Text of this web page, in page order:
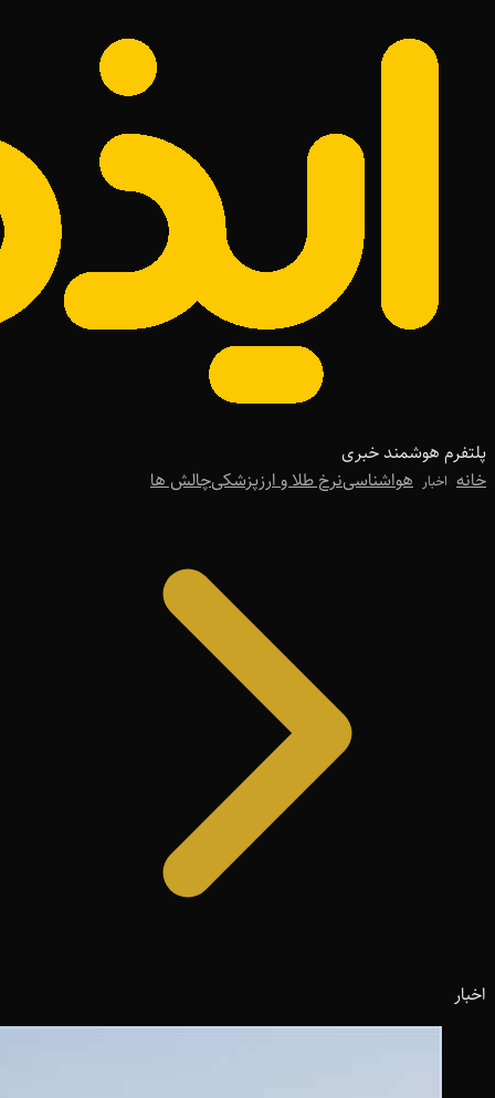
پلتفرم هوشمند خبری
خانه اخبار هواشناسینرخ طلا و ارزپزشکیچالش ها
اخبار